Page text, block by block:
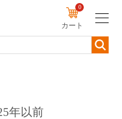
0
カート
年以前